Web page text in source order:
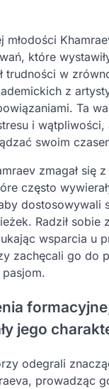
młodości
które
trudności w
z
Ta
i wątpliwości,
swoim
zmagał się
często
dostosowywali
Radził sobie
wsparcia u
zachęcali go do
jego
odegrali
prowadząc